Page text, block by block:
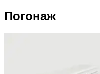
Погонаж